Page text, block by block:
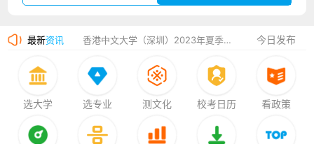
最新资讯 香港中文大学（深圳）2023年夏季高考招生简章
厦门大学嘉庚学院2023年艺术类招生简章
今日发布
选大学 选专业 测文化 校考日历 看政策